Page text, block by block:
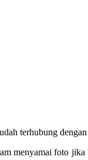
terhubung
menyamai foto jika